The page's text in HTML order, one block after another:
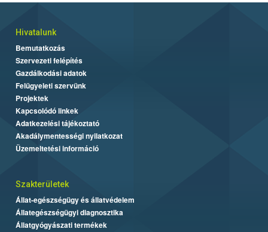
Hivatalunk
Bemutatkozás
Szervezeti felépítés
Gazdálkodási adatok
Felügyeleti szervünk
Projektek
Kapcsolódó linkek
Adatkezelési tájékoztató
Akadálymentességi nyilatkozat
Üzemeltetési információ
Szakterületek
Állat-egészségügy és állatvédelem
Állategészségügyi diagnosztika
Állatgyógyászati termékek